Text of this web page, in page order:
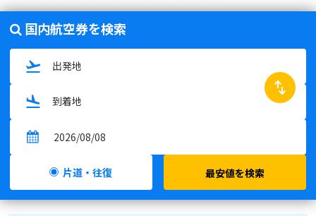
国内航空券を検索
swap_horiz
片道・往復 最安値を検索